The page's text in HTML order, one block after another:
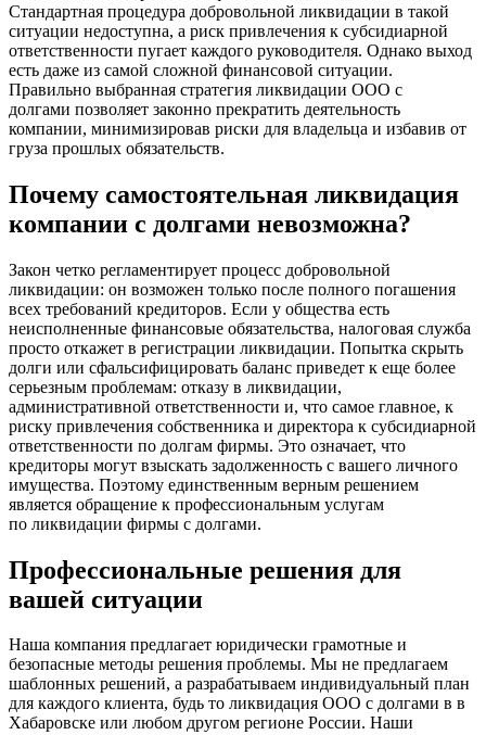
Стандартная процедура добровольной ликвидации в такой
ситуации недоступна, а риск привлечения к субсидиарной
ответственности пугает каждого руководителя. Однако выход
есть даже из самой сложной финансовой ситуации.
Правильно выбранная стратегия ликвидации ООО с
долгами позволяет законно прекратить деятельность
компании, минимизировав риски для владельца и избавив от
груза прошлых обязательств.
Почему самостоятельная ликвидация
компании с долгами невозможна?
Закон четко регламентирует процесс добровольной
ликвидации: он возможен только после полного погашения
всех требований кредиторов. Если у общества есть
неисполненные финансовые обязательства, налоговая служба
просто откажет в регистрации ликвидации. Попытка скрыть
долги или сфальсифицировать баланс приведет к еще более
серьезным проблемам: отказу в ликвидации,
административной ответственности и, что самое главное, к
риску привлечения собственника и директора к субсидиарной
ответственности по долгам фирмы. Это означает, что
кредиторы могут взыскать задолженность с вашего личного
имущества. Поэтому единственным верным решением
является обращение к профессиональным услугам
по ликвидации фирмы с долгами.
Профессиональные решения для
вашей ситуации
Наша компания предлагает юридически грамотные и
безопасные методы решения проблемы. Мы не предлагаем
шаблонных решений, а разрабатываем индивидуальный план
для каждого клиента, будь то ликвидация ООО с долгами в в
Хабаровске или любом другом регионе России. Наши